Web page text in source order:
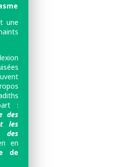
une
:
des
les
en
de